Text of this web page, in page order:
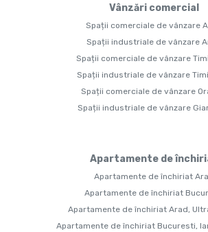
Vânzări comercial
Spații comerciale de vânzare
Spații industriale de vânzare
Spații comerciale de vânzare
Spații industriale de vânzare
Spații comerciale de vânzare
Spații industriale de vânzare
Apartamente de
Apartamente de închiriat
Apartamente de închiriat
Apartamente de închiriat Arad,
Apartamente de închiriat Bucuresti,